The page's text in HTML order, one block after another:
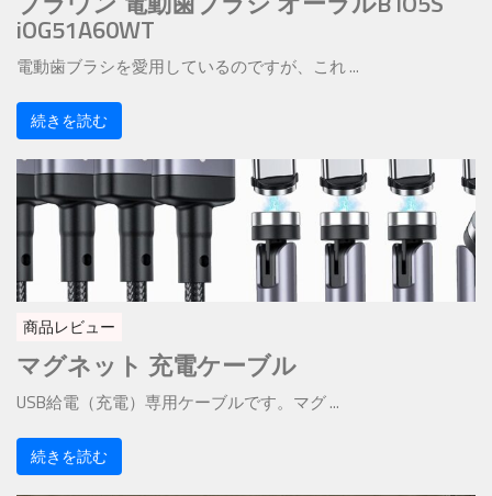
iOG51A60WT
電動歯ブラシを愛用しているのですが、これ ...
続きを読む
商品レビュー
マグネット 充電ケーブル
USB給電（充電）専用ケーブルです。マグ ...
続きを読む